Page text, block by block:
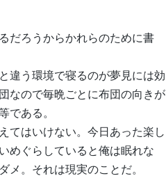
だろうからかれらのために書
違う環境で寝るのが夢見には効
なので毎晩ごとに布団の向きが
である。
てはいけない。今日あった楽し
めぐらしていると俺は眠れな
メ。それは現実のことだ。